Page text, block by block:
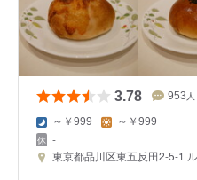
3.78 953 人
～￥999 ～￥999
-
東京都品川区東五反田2-5-1